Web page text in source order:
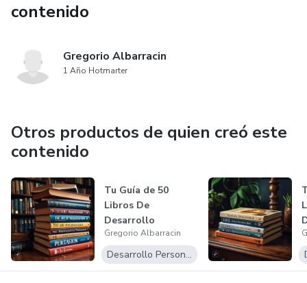
contenido
Gregorio Albarracin
1 Año Hotmarter
Otros productos de quien creó este
contenido
Tu Guía de 50
Libros De
Desarrollo
Personal Sobre
relacione...
Gregorio Albarracin
Desarrollo Personal